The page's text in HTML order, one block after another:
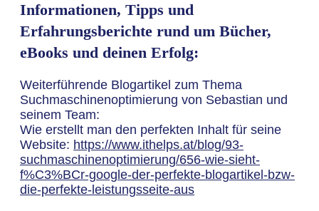
Informationen, Tipps und
Erfahrungsberichte rund um Bücher,
eBooks und deinen Erfolg:
Weiterführende Blogartikel zum Thema
Suchmaschinenoptimierung von Sebastian und
seinem Team:
Wie erstellt man den perfekten Inhalt für seine
Website: https://www.ithelps.at/blog/93-
suchmaschinenoptimierung/656-wie-sieht-
f%C3%BCr-google-der-perfekte-blogartikel-bzw-
die-perfekte-leistungsseite-aus